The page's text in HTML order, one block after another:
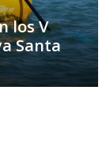
los V
Santa